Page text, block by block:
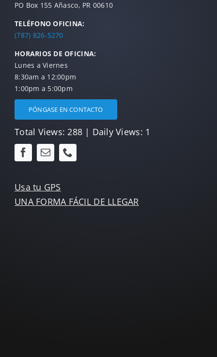
PO Box 155 Añasco, PR 00610
TELÉFONO OFICINA:
(787) 826-5270
HORARIOS DE OFICINA:
Lunes a Viernes
8:30am a 12:00pm
1:00pm a 5:00pm
PÓNGASE EN CONTACTO
Total Views: 288 | Daily Views: 1
Usa tu GPS
UNA FORMA FÁCIL DE LLEGAR